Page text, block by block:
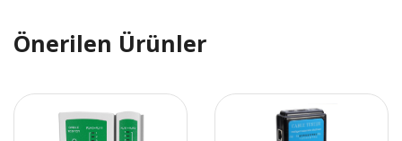
Önerilen Ürünler